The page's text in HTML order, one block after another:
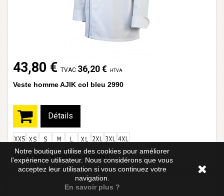
43,80 € TVAC 36,20 € HTVA
Veste homme AJIK col bleu 2990
Détails
Ajouter à ma liste d'envies
Notre boutique utilise des cookies pour améliorer
l'expérience utilisateur. Nous considérons que vous
acceptez leur utilisation si vous continuez votre
navigation.
En savoir plus ?